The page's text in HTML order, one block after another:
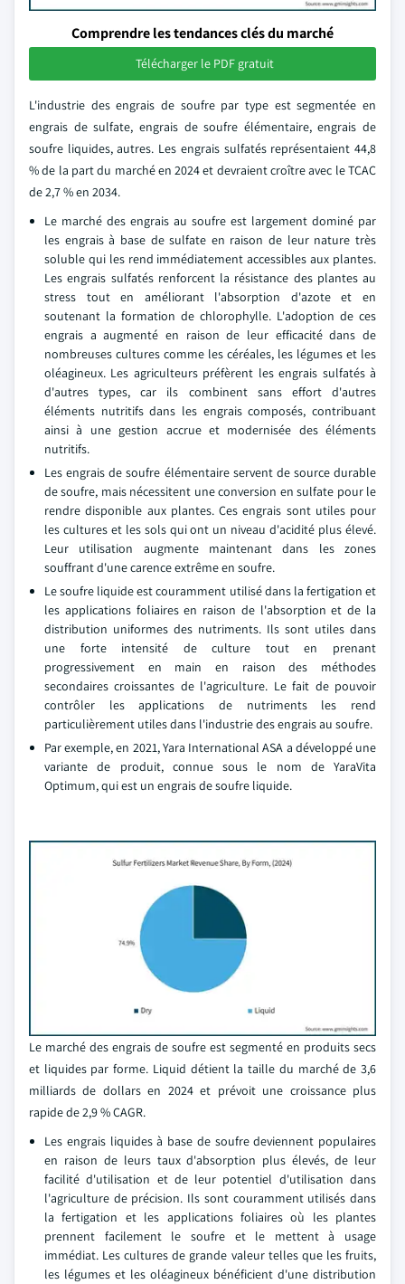
Comprendre les tendances clés du marché
Télécharger le PDF gratuit
L'industrie des engrais de soufre par type est segmentée en
engrais de sulfate, engrais de soufre élémentaire, engrais de
soufre liquides, autres. Les engrais sulfatés représentaient 44,8
% de la part du marché en 2024 et devraient croître avec le TCAC
de 2,7 % en 2034.
Le marché des engrais au soufre est largement dominé par
les engrais à base de sulfate en raison de leur nature très
soluble qui les rend immédiatement accessibles aux plantes.
Les engrais sulfatés renforcent la résistance des plantes au
stress tout en améliorant l'absorption d'azote et en
soutenant la formation de chlorophylle. L'adoption de ces
engrais a augmenté en raison de leur efficacité dans de
nombreuses cultures comme les céréales, les légumes et les
oléagineux. Les agriculteurs préfèrent les engrais sulfatés à
d'autres types, car ils combinent sans effort d'autres
éléments nutritifs dans les engrais composés, contribuant
ainsi à une gestion accrue et modernisée des éléments
nutritifs.
Les engrais de soufre élémentaire servent de source durable
de soufre, mais nécessitent une conversion en sulfate pour le
rendre disponible aux plantes. Ces engrais sont utiles pour
les cultures et les sols qui ont un niveau d'acidité plus élevé.
Leur utilisation augmente maintenant dans les zones
souffrant d'une carence extrême en soufre.
Le soufre liquide est couramment utilisé dans la fertigation et
les applications foliaires en raison de l'absorption et de la
distribution uniformes des nutriments. Ils sont utiles dans
une forte intensité de culture tout en prenant
progressivement en main en raison des méthodes
secondaires croissantes de l'agriculture. Le fait de pouvoir
contrôler les applications de nutriments les rend
particulièrement utiles dans l'industrie des engrais au soufre.
Par exemple, en 2021, Yara International ASA a développé une
variante de produit, connue sous le nom de YaraVita
Optimum, qui est un engrais de soufre liquide.
Le marché des engrais de soufre est segmenté en produits secs
et liquides par forme. Liquid détient la taille du marché de 3,6
milliards de dollars en 2024 et prévoit une croissance plus
rapide de 2,9 % CAGR.
Les engrais liquides à base de soufre deviennent populaires
en raison de leurs taux d'absorption plus élevés, de leur
facilité d'utilisation et de leur potentiel d'utilisation dans
l'agriculture de précision. Ils sont couramment utilisés dans
la fertigation et les applications foliaires où les plantes
prennent facilement le soufre et le mettent à usage
immédiat. Les cultures de grande valeur telles que les fruits,
les légumes et les oléagineux bénéficient d'une distribution